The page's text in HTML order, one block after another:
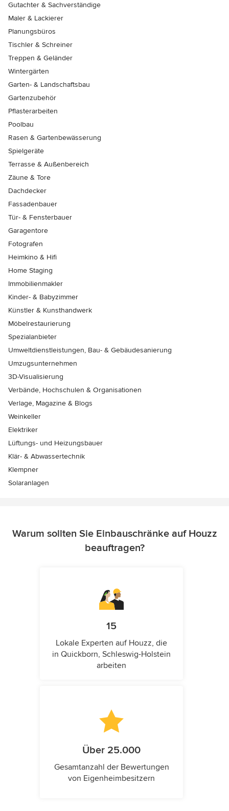
Gutachter & Sachverständige
Maler & Lackierer
Planungsbüros
Tischler & Schreiner
Treppen & Geländer
Wintergärten
Garten- & Landschaftsbau
Gartenzubehör
Pflasterarbeiten
Poolbau
Rasen & Gartenbewässerung
Spielgeräte
Terrasse & Außenbereich
Zäune & Tore
Dachdecker
Fassadenbauer
Tür- & Fensterbauer
Garagentore
Fotografen
Heimkino & Hifi
Home Staging
Immobilienmakler
Kinder- & Babyzimmer
Künstler & Kunsthandwerk
Möbelrestaurierung
Spezialanbieter
Umweltdienstleistungen, Bau- & Gebäudesanierung
Umzugsunternehmen
3D-Visualisierung
Verbände, Hochschulen & Organisationen
Verlage, Magazine & Blogs
Weinkeller
Elektriker
Lüftungs- und Heizungsbauer
Klär- & Abwassertechnik
Klempner
Solaranlagen
Warum sollten Sie Einbauschränke auf Houzz
beauftragen?
15
Lokale Experten auf Houzz, die
in Quickborn, Schleswig-Holstein
arbeiten
Über 25.000
Gesamtanzahl der Bewertungen
von Eigenheimbesitzern